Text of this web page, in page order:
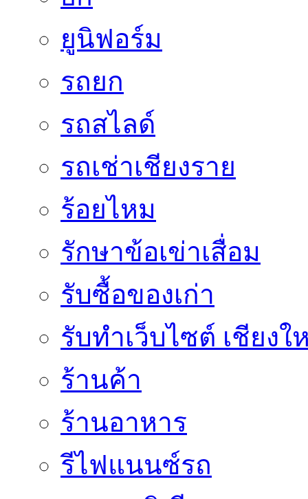
ยูนิฟอร์ม
รถยก
รถสไลด์
รถเช่าเชียงราย
ร้อยไหม
รักษาข้อเข่าเสื่อม
รับซื้อของเก่า
รับทำเว็บไซต์ เชียงใ
ร้านค้า
ร้านอาหาร
รีไฟแนนซ์รถ